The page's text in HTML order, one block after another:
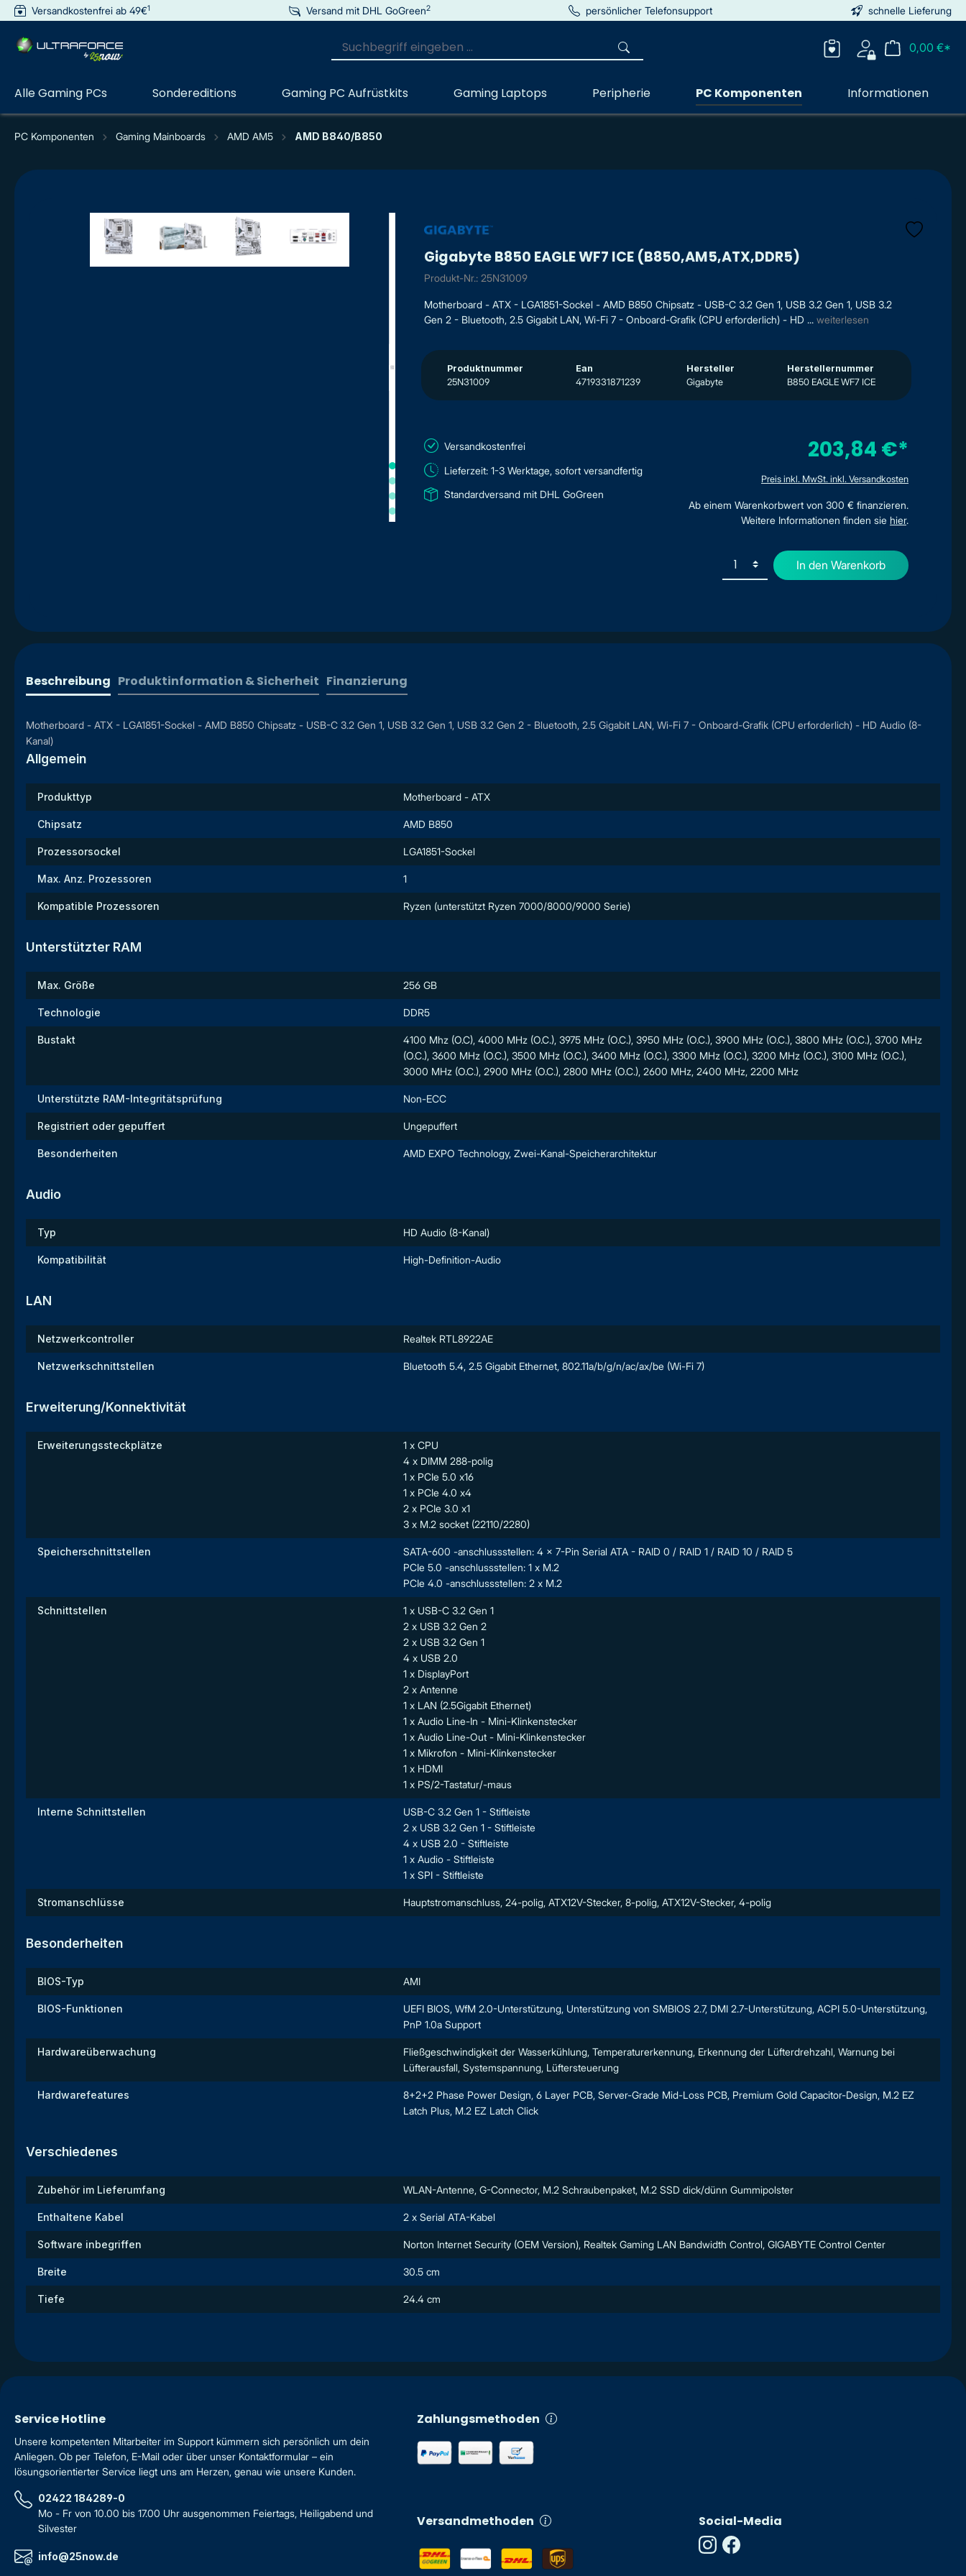
springen Zur Hauptnavigation springen
Versandkostenfrei ab 49€1 Versand mit DHL GoGreen2 persönlicher Telefonsupport schnelle Lieferung
0,00 €*
Alle Gaming PCs Sondereditions Gaming PC Aufrüstkits Gaming Laptops Peripherie PC Komponenten Informationen
PC Komponenten Gaming Mainboards AMD AM5 AMD B840/B850
Gigabyte B850 EAGLE WF7 ICE (B850,AM5,ATX,DDR5)
Produkt-Nr.: 25N31009
Motherboard - ATX - LGA1851-Sockel - AMD B850 Chipsatz - USB-C 3.2 Gen 1, USB 3.2 Gen 1, USB 3.2
Gen 2 - Bluetooth, 2.5 Gigabit LAN, Wi-Fi 7 - Onboard-Grafik (CPU erforderlich) - HD ... weiterlesen
Produktnummer
25N31009
Ean
4719331871239
Hersteller
Gigabyte
Herstellernummer
B850 EAGLE WF7 ICE
Versandkostenfrei
Lieferzeit: 1-3 Werktage, sofort versandfertig
Standardversand mit DHL GoGreen
203,84 €*
Preis inkl. MwSt. inkl. Versandkosten
Ab einem Warenkorbwert von 300 € finanzieren.
Weitere Informationen finden sie hier.
In den Warenkorb
Beschreibung Produktinformation & Sicherheit Finanzierung
Motherboard - ATX - LGA1851-Sockel - AMD B850 Chipsatz - USB-C 3.2 Gen 1, USB 3.2 Gen 1, USB 3.2 Gen 2 - Bluetooth, 2.5 Gigabit LAN, Wi-Fi 7 - Onboard-Grafik (CPU erforderlich) - HD Audio (8-
Kanal)
Allgemein
Produkttyp Motherboard - ATX
Chipsatz AMD B850
Prozessorsockel LGA1851-Sockel
Max. Anz. Prozessoren 1
Kompatible Prozessoren Ryzen (unterstützt Ryzen 7000/8000/9000 Serie)
Unterstützter RAM
Max. Größe 256 GB
Technologie DDR5
Bustakt
4100 Mhz (O.C), 4000 MHz (O.C.), 3975 MHz (O.C.), 3950 MHz (O.C.), 3900 MHz (O.C.), 3800 MHz (O.C.), 3700 MHz
(O.C.), 3600 MHz (O.C.), 3500 MHz (O.C.), 3400 MHz (O.C.), 3300 MHz (O.C.), 3200 MHz (O.C.), 3100 MHz (O.C.),
3000 MHz (O.C.), 2900 MHz (O.C.), 2800 MHz (O.C.), 2600 MHz, 2400 MHz, 2200 MHz
Unterstützte RAM-Integritätsprüfung Non-ECC
Registriert oder gepuffert Ungepuffert
Besonderheiten AMD EXPO Technology, Zwei-Kanal-Speicherarchitektur
Audio
Typ HD Audio (8-Kanal)
Kompatibilität High-Definition-Audio
LAN
Netzwerkcontroller Realtek RTL8922AE
Netzwerkschnittstellen Bluetooth 5.4, 2.5 Gigabit Ethernet, 802.11a/b/g/n/ac/ax/be (Wi-Fi 7)
Erweiterung/Konnektivität
Erweiterungssteckplätze
1 x CPU
4 x DIMM 288-polig
1 x PCIe 5.0 x16
1 x PCIe 4.0 x4
2 x PCIe 3.0 x1
3 x M.2 socket (22110/2280)
Speicherschnittstellen
SATA-600 -anschlussstellen: 4 x 7-Pin Serial ATA - RAID 0 / RAID 1 / RAID 10 / RAID 5
PCIe 5.0 -anschlussstellen: 1 x M.2
PCIe 4.0 -anschlussstellen: 2 x M.2
Schnittstellen
1 x USB-C 3.2 Gen 1
2 x USB 3.2 Gen 2
2 x USB 3.2 Gen 1
4 x USB 2.0
1 x DisplayPort
2 x Antenne
1 x LAN (2.5Gigabit Ethernet)
1 x Audio Line-In - Mini-Klinkenstecker
1 x Audio Line-Out - Mini-Klinkenstecker
1 x Mikrofon - Mini-Klinkenstecker
1 x HDMI
1 x PS/2-Tastatur/-maus
Interne Schnittstellen
USB-C 3.2 Gen 1 - Stiftleiste
2 x USB 3.2 Gen 1 - Stiftleiste
4 x USB 2.0 - Stiftleiste
1 x Audio - Stiftleiste
1 x SPI - Stiftleiste
Stromanschlüsse Hauptstromanschluss, 24-polig, ATX12V-Stecker, 8-polig, ATX12V-Stecker, 4-polig
Besonderheiten
BIOS-Typ AMI
BIOS-Funktionen
UEFI BIOS, WfM 2.0-Unterstützung, Unterstützung von SMBIOS 2.7, DMI 2.7-Unterstützung, ACPI 5.0-Unterstützung,
PnP 1.0a Support
Hardwareüberwachung
Fließgeschwindigkeit der Wasserkühlung, Temperaturerkennung, Erkennung der Lüfterdrehzahl, Warnung bei
Lüfterausfall, Systemspannung, Lüftersteuerung
Hardwarefeatures
8+2+2 Phase Power Design, 6 Layer PCB, Server-Grade Mid-Loss PCB, Premium Gold Capacitor-Design, M.2 EZ
Latch Plus, M.2 EZ Latch Click
Verschiedenes
Zubehör im Lieferumfang WLAN-Antenne, G-Connector, M.2 Schraubenpaket, M.2 SSD dick/dünn Gummipolster
Enthaltene Kabel 2 x Serial ATA-Kabel
Software inbegriffen Norton Internet Security (OEM Version), Realtek Gaming LAN Bandwidth Control, GIGABYTE Control Center
Breite 30.5 cm
Tiefe 24.4 cm
Service Hotline
Unsere kompetenten Mitarbeiter im Support kümmern sich persönlich um dein
Anliegen. Ob per Telefon, E-Mail oder über unser Kontaktformular – ein
lösungsorientierter Service liegt uns am Herzen, genau wie unsere Kunden.
02422 184289-0
Mo - Fr von 10.00 bis 17.00 Uhr ausgenommen Feiertags, Heiligabend und
Silvester
info@25now.de
Zahlungsmethoden
Versandmethoden Social-Media